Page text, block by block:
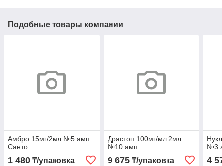
Подобные товары компании
Амбро 15мг/2мл №5 амп
Санто
1 480 ₸/упаковка
Драстоп 100мг/мл 2мл
№10 амп
9 675₸/упаковка
№3
4